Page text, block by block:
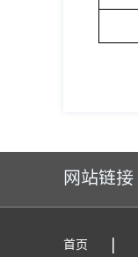
网站链接
首页 |